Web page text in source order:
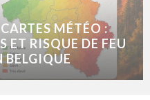
MÉTÉO :
ET RISQUE DE FEU
BELGIQUE